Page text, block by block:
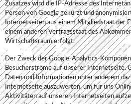
Zusatzes wird die IP-Adresse des
Person von Google gekürzt und
Internetseiten aus einem Mitgliedstaat der
einem anderen Vertragsstaat des
Wirtschaftsraum erfolgt.
Der Zweck der Google-Analytics-
Besucherströme auf unserer Internetseite.
Daten und Informationen unter anderem
Internetseite auszuwerten, um für uns
Aktivitäten auf unseren Internetseiten